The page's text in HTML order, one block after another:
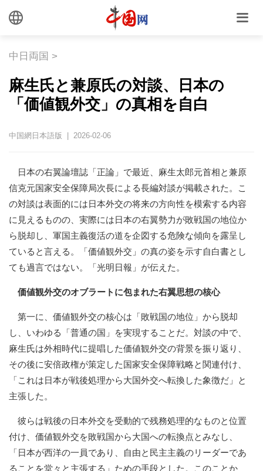
中日両国 >
麻生氏と兼原氏の対談、日本の
「価値観外交」の真相を自白
中国網日本語版 | 2026-02-06
日本の右翼論壇誌「正論」で最近、麻生太郎元首相と兼原
信克元国家安全保障局次長による長編対談が掲載された。こ
の対談は表面的には日本外交の将来の方向性を模索する内容
に見えるものの、実際には日本の右翼勢力が敗戦国の地位か
ら脱却し、軍国主義復活の道を企図する危険な傾向を露呈し
ていると言える。「価値観外交」の真の姿を示す自白書とし
ても過言ではない。「光明日報」が伝えた。
価値観外交のオブラートに包まれた右翼思想の核心
第一に、価値観外交の核心は「敗戦国の地位」から脱却
し、いわゆる「普通の国」を実現することだ。対談の中で、
麻生氏は外相時代に提唱した価値観外交の背景を振り返り、
その後に安倍政権が策定した国家安全保障戦略と関連付け、
「これは日本が戦後処理から大国外交へ転換した象徴だ」と
主張した。
彼らは戦後の日本外交を受動的で残務処理的なものと位置
付け、価値観外交を敗戦国から大国への転換点とみなし、
「日本が西洋の一員であり、自由と民主主義のリーダーであ
ることを堂々と主張する」ための手段とした。このことか